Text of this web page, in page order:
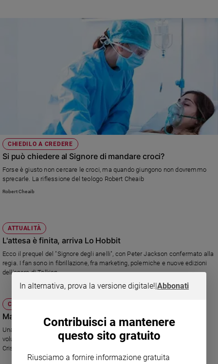
settimana
Migranti
Diversità
e
inclusione
Cultura
e
spettacoli
Sanremo
2026
e
streaming
Musica
Arte
CHIEDILO A CREDERE
Si può chiedere al Signore di mandare croci?
Forse è giusto non cercare le croci, ma quando giungono non dovremmo
sprecarle. La riflessione del teologo Robert Cheaib
Robert Cheaib
ATTUALITÀ
L'attesa è finita, arriva Lo Hobbit
Ecco il prequel del "Signore degli anelli", con Peter Jackson confermato alla
regia. I fan sono in fibrillazione, fra marketing, polemiche e nuove edizioni
dell'opera di Tolkien.
CHIESA
Martini: l'amore vince la paura
Una riflessione dello scrittore Ferruccio Parazzoli, che ha presentato il
volume "Incontro al Signore risorto" del card. Martini, allegato a Famiglia
Cristiana lo scorso aprile.
In alternativa, prova la versione digitale!|Abbonati
Contribuisci a mantenere
questo sito gratuito
Riusciamo a fornire informazione gratuita